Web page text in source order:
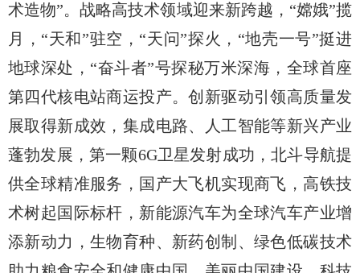
术造物”。战略高技术领域迎来新跨越，“嫦娥”揽
月，“天和”驻空，“天问”探火，“地壳一号”挺进
地球深处，“奋斗者”号探秘万米深海，全球首座
第四代核电站商运投产。创新驱动引领高质量发
展取得新成效，集成电路、人工智能等新兴产业
蓬勃发展，第一颗6G卫星发射成功，北斗导航提
供全球精准服务，国产大飞机实现商飞，高铁技
术树起国际标杆，新能源汽车为全球汽车产业增
添新动力，生物育种、新药创制、绿色低碳技术